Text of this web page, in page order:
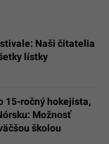
Naši čitatelia
lístky
15-ročný hokejista,
Možnosť
školou